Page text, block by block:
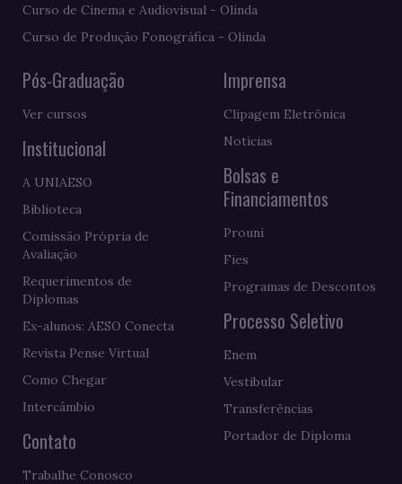
Curso de Cinema e Audiovisual - Olinda
Curso de Produção Fonográfica - Olinda
Pós-Graduação
Ver cursos
Institucional
A UNIAESO
Biblioteca
Comissão Própria de
Avaliação
Requerimentos de
Diplomas
Ex-alunos: AESO Conecta
Revista Pense Virtual
Como Chegar
Intercâmbio
Contato
Trabalhe Conosco
Imprensa
Clipagem Eletrônica
Notícias
Bolsas e
Financiamentos
Prouni
Fies
Programas de Descontos
Processo Seletivo
Enem
Vestibular
Transferências
Portador de Diploma